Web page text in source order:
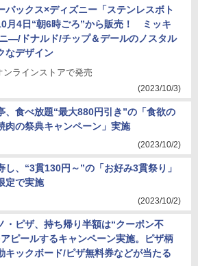
バックス×ディズニー「ステンレスボト
月4日“朝6時ごろ”から販売！ ミッキ
―/ドナルド/チップ＆デールのノスタル
なデザイン
ンラインストアで発売
(2023/10/3)
、食べ放題“最大880円引き”の「食欲の
肉の祭典キャンペーン」実施
(2023/10/2)
し、“3貫130円～”の「お好み3貫祭り」
定で実施
(2023/10/2)
・ピザ、持ち帰り半額は“クーポン不
ピールするキャンペーン実施。ピザ柄
キックボード/ピザ無料券などが当たる